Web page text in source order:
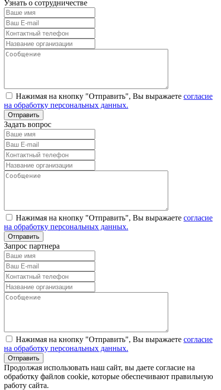
Узнать о сотрудничестве
Нажимая на кнопку "Отправить", Вы выражаете согласие
на обработку персональных данных.
Задать вопрос
Нажимая на кнопку "Отправить", Вы выражаете согласие
на обработку персональных данных.
Запрос партнера
Нажимая на кнопку "Отправить", Вы выражаете согласие
на обработку персональных данных.
Продолжая использовать наш сайт, вы даете согласие на
обработку файлов cookie, которые обеспечивают правильную
работу сайта.